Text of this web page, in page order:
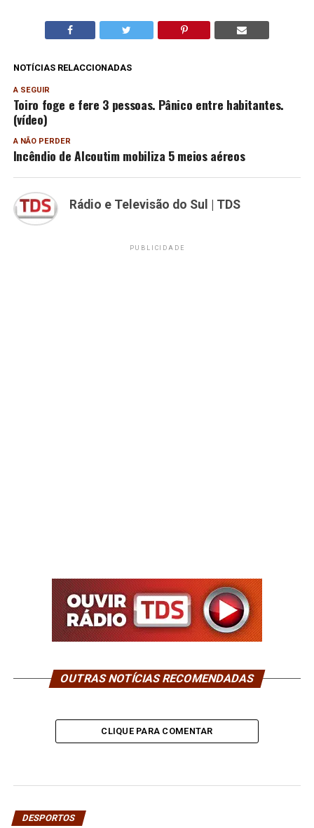
NOTÍCIAS RELACCIONADAS
A SEGUIR
Toiro foge e fere 3 pessoas. Pânico entre habitantes.
(vídeo)
A NÃO PERDER
Incêndio de Alcoutim mobiliza 5 meios aéreos
Rádio e Televisão do Sul | TDS
PUBLICIDADE
OUTRAS NOTÍCIAS RECOMENDADAS
CLIQUE PARA COMENTAR
DESPORTOS